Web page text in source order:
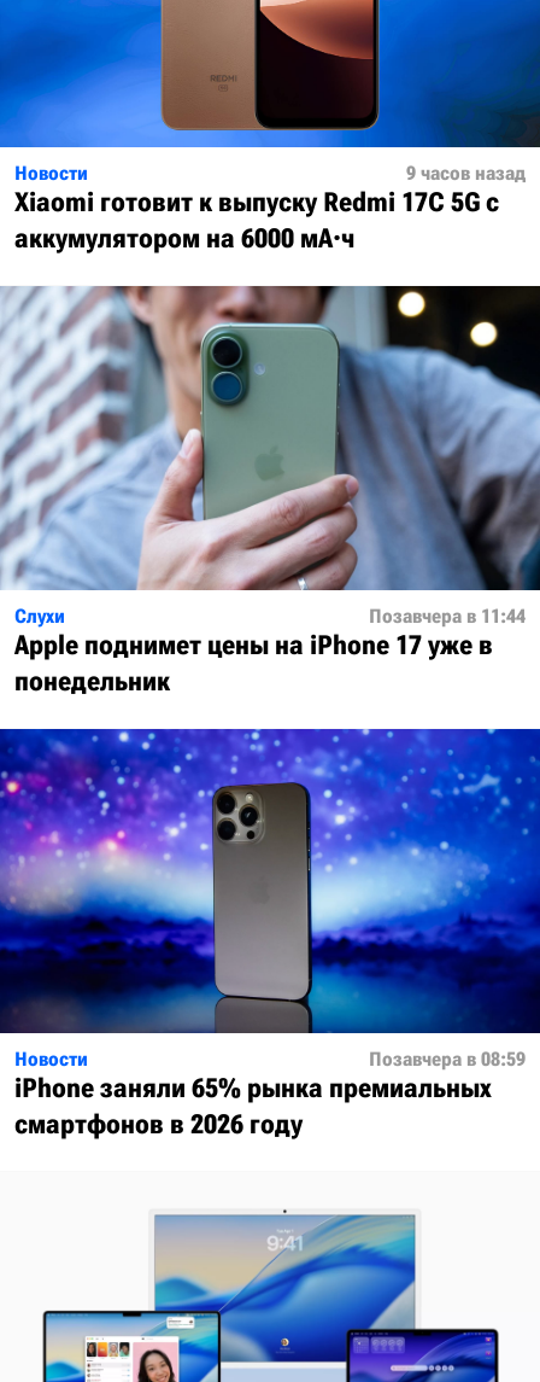
Новости 9 часов назад
Xiaomi готовит к выпуску Redmi 17C 5G с
аккумулятором на 6000 мА·ч
Слухи Позавчера в 11:44
Apple поднимет цены на iPhone 17 уже в
понедельник
Новости Позавчера в 08:59
iPhone заняли 65% рынка премиальных
смартфонов в 2026 году